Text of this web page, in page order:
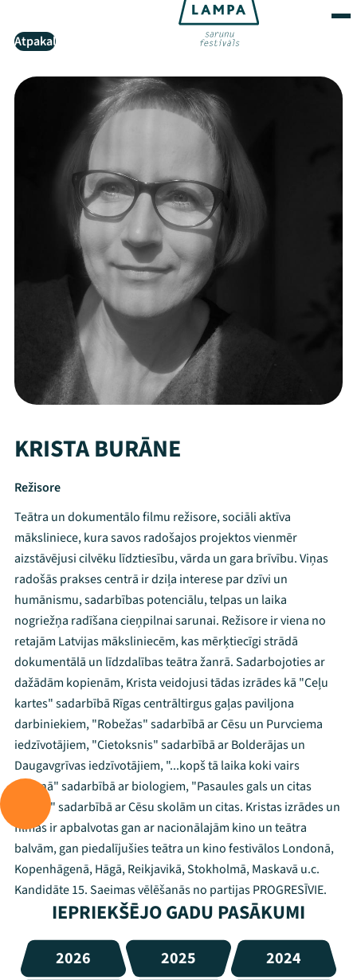
Atpakaļ
KRISTA BURĀNE
Režisore
Teātra un dokumentālo filmu režisore, sociāli aktīva
māksliniece, kura savos radošajos projektos vienmēr
aizstāvējusi cilvēku līdztiesību, vārda un gara brīvību. Viņas
radošās prakses centrā ir dziļa interese par dzīvi un
humānismu, sadarbības potenciālu, telpas un laika
nogriežņa radīšana cieņpilnai sarunai. Režisore ir viena no
retajām Latvijas māksliniecēm, kas mērķtiecīgi strādā
dokumentālā un līdzdalības teātra žanrā. Sadarbojoties ar
dažādām kopienām, Krista veidojusi tādas izrādes kā "Ceļu
kartes" sadarbībā Rīgas centrāltirgus gaļas paviljona
darbiniekiem, "Robežas" sadarbībā ar Cēsu un Purvciema
iedzīvotājiem, "Cietoksnis" sadarbībā ar Bolderājas un
Daugavgrīvas iedzīvotājiem, "...kopš tā laika koki vairs
nerunā" sadarbībā ar biologiem, "Pasaules gals un citas
blēņas" sadarbībā ar Cēsu skolām un citas. Kristas izrādes un
filmas ir apbalvotas gan ar nacionālajām kino un teātra
balvām, gan piedalījušies teātra un kino festivālos Londonā,
Kopenhāgenā, Hāgā, Reikjavikā, Stokholmā, Maskavā u.c.
Kandidāte 15. Saeimas vēlēšanās no partijas PROGRESĪVIE.
IEPRIEKŠĒJO GADU PASĀKUMI
2026 2025
2024